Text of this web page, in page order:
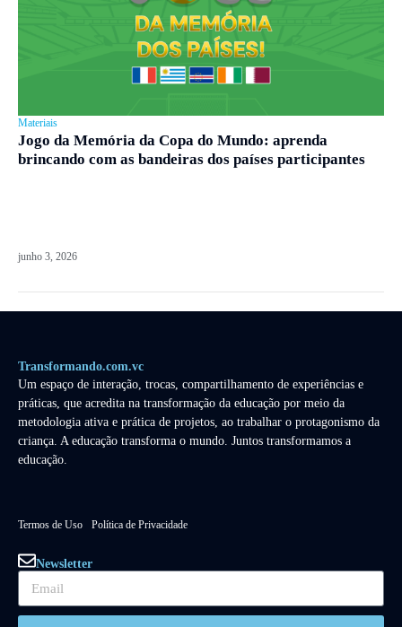
Materiais
Jogo da Memória da Copa do Mundo: aprenda
brincando com as bandeiras dos países participantes
junho 3, 2026
Transformando.com.vc
Um espaço de interação, trocas, compartilhamento de experiências e
práticas, que acredita na transformação da educação por meio da
metodologia ativa e prática de projetos, ao trabalhar o protagonismo da
criança. A educação transforma o mundo. Juntos transformamos a
educação.
Termos de Uso Política de Privacidade
Newsletter